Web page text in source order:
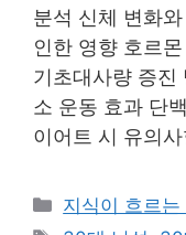
분석 신체 변화
인한 영향 호르
기초대사량 증진
소 운동 효과 단
이어트 시 유의
카
테
지식이 흐르는